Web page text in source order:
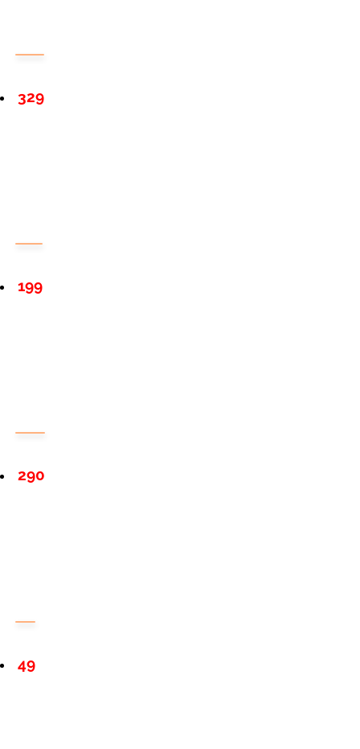
329
199
290
49